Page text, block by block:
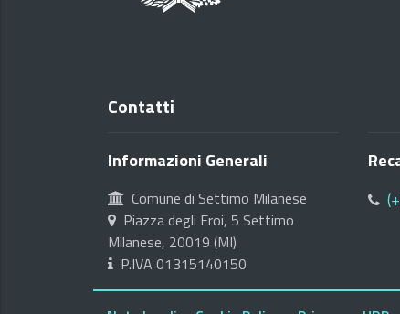
Contatti
Informazioni Generali
Comune di Settimo Milanese
Piazza degli Eroi, 5 Settimo
Milanese, 20019 (MI)
P.IVA 01315140150